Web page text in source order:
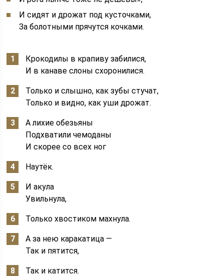
И сидят и дрожат под кусточками,
За болотными прячутся кочками.
Крокодилы в крапиву забилися,
И в канаве слоны схоронилися.
Только и слышно, как зубы стучат,
Только и видно, как уши дрожат.
А лихие обезьяны
Подхватили чемоданы
И скорее со всех ног
Наутёк.
И акула
Увильнула,
Только хвостиком махнула.
А за нею каракатица —
Так и пятится,
Так и катится.